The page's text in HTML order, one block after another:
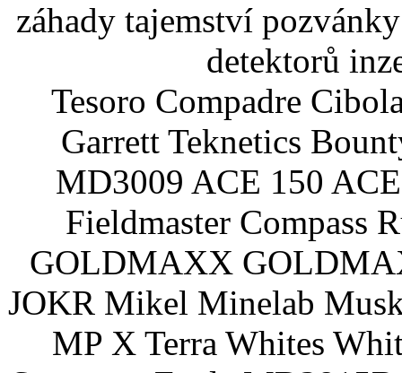
záhady tajemství
detektorů
Tesoro Compadre
Garrett Teknetics
MD3009 ACE 150
Fieldmaster Compass
GOLDMAXX
JOKR Mikel Minelab
MP X Terra Whites